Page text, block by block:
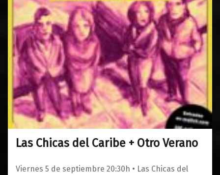
Las Chicas del Caribe + Otro Verano
Viernes 5 de septiembre 20:30h • Las Chicas del
01/07/2025
0
Maravillas